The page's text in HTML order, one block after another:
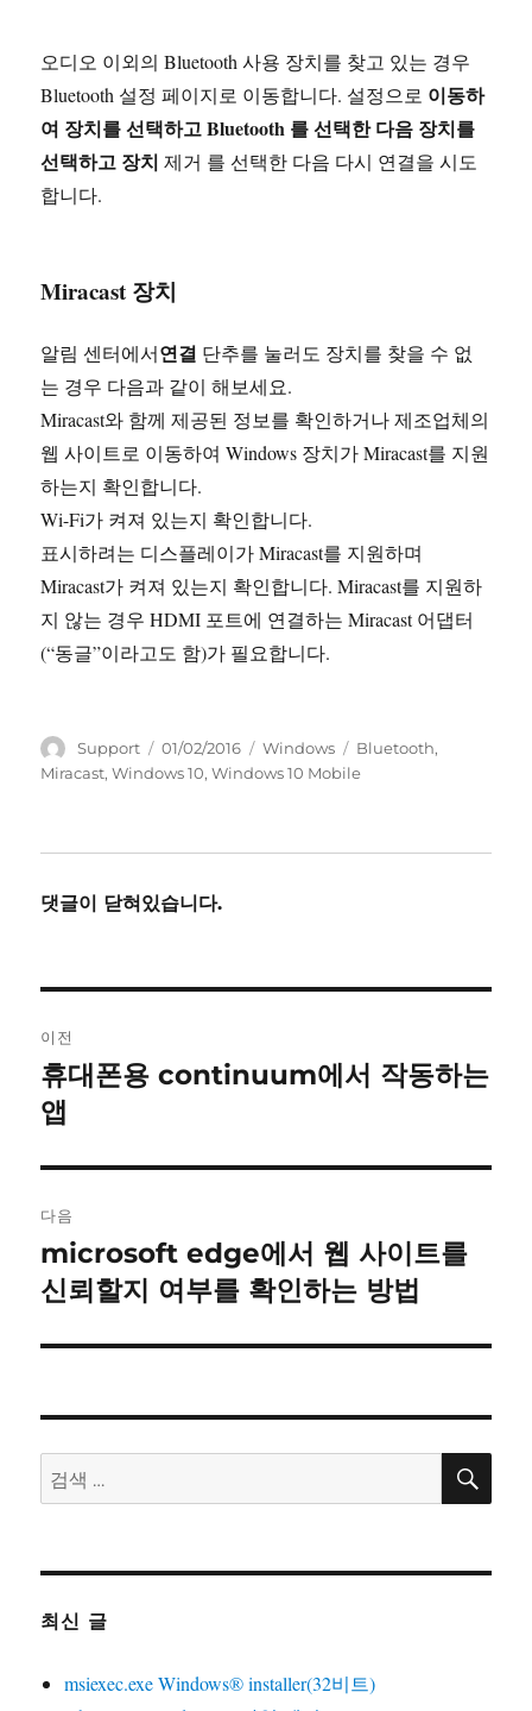
오디오 이외의 Bluetooth 사용 장치를 찾고 있는 경우
Bluetooth 설정 페이지로 이동합니다. 설정으로 이동하
여 장치를 선택하고 Bluetooth 를 선택한 다음 장치를
선택하고 장치 제거 를 선택한 다음 다시 연결을 시도
합니다.
Miracast 장치
알림 센터에서연결 단추를 눌러도 장치를 찾을 수 없
는 경우 다음과 같이 해보세요.
Miracast와 함께 제공된 정보를 확인하거나 제조업체의
웹 사이트로 이동하여 Windows 장치가 Miracast를 지원
하는지 확인합니다.
Wi-Fi가 켜져 있는지 확인합니다.
표시하려는 디스플레이가 Miracast를 지원하며
Miracast가 켜져 있는지 확인합니다. Miracast를 지원하
지 않는 경우 HDMI 포트에 연결하는 Miracast 어댑터
(“동글”이라고도 함)가 필요합니다.
글
쓴
Support
작
성
01/02/2016
카
테
Windows
태
그
Bluetooth,
Miracast,Windows 10,Windows 10 Mobile
댓글이 닫혀있습니다.
내
비
게
이
션
이전
이
전
휴대폰용 continuum에서 작동하는
앱
다음
다
음
microsoft edge에서 웹 사이트를
신뢰할지 여부를 확인하는 방법
검
색:
검
최신 글
msiexec.exe Windows® installer(32비트)